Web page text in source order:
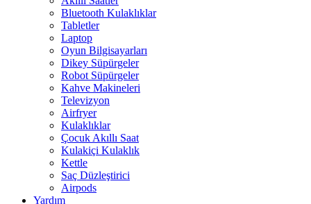
Bluetooth Kulaklıklar
Tabletler
Laptop
Oyun Bilgisayarları
Dikey Süpürgeler
Robot Süpürgeler
Kahve Makineleri
Televizyon
Airfryer
Kulaklıklar
Çocuk Akıllı Saat
Kulakiçi Kulaklık
Kettle
Saç Düzleştirici
Airpods
Yardım